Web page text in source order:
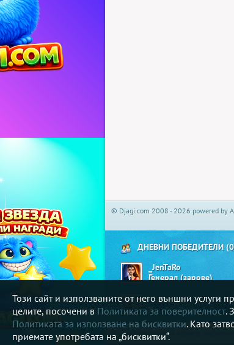
Този сайт и използваните от него външни услуги
целите, посочени в Политиката за поверителност.
Политиката за използване на бисквитки. Като
приемате употребата на „бисквитки“.
© Djagi.com 2008 - 2026 powered by
ДНЕВНИ ПОБЕДИТЕЛИ
_JenTaRo
Генерал (зарове)
Matrix__
Не се Сърди
В djagi.com може да играете